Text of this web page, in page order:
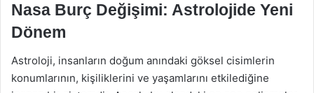
Nasa Burç Değişimi: Astrolojide Yeni
Dönem
Astroloji, insanların doğum anındaki göksel cisimlerin
konumlarının, kişiliklerini ve yaşamlarını etkilediğine